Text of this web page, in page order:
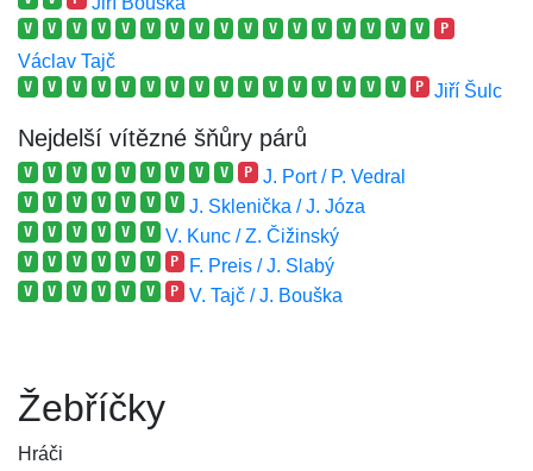
V V V V V V V V V V V V V V V V V P
Václav Tajč
V V V V V V V V V V V V V V V V P Jiří Šulc
Nejdelší vítězné šňůry párů
V V V V V V V V V P J. Port / P. Vedral
V V V V V V V J. Sklenička / J. Józa
V V V V V V V. Kunc / Z. Čižinský
V V V V V V P F. Preis / J. Slabý
V V V V V V P V. Tajč / J. Bouška
Žebříčky
Hráči